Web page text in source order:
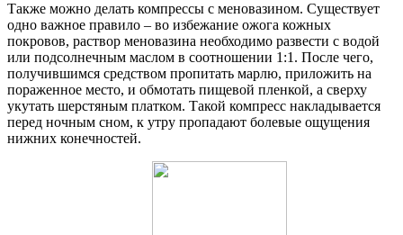
Также можно делать компрессы с меновазином. Существует
одно важное правило – во избежание ожога кожных
покровов, раствор меновазина необходимо развести с водой
или подсолнечным маслом в соотношении 1:1. После чего,
получившимся средством пропитать марлю, приложить на
пораженное место, и обмотать пищевой пленкой, а сверху
укутать шерстяным платком. Такой компресс накладывается
перед ночным сном, к утру пропадают болевые ощущения
нижних конечностей.